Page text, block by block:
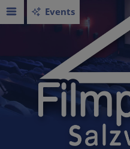
Events